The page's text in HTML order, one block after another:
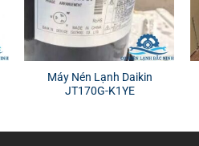
Máy Nén Lạnh Daikin
JT170G-K1YE